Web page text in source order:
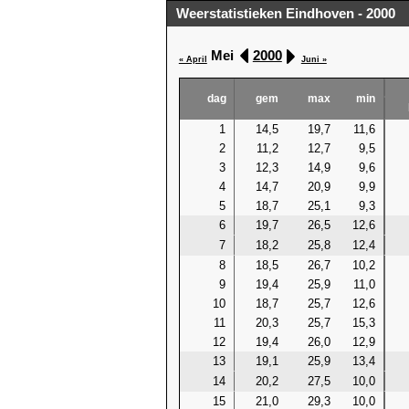
Weerstatistieken Eindhoven - 2000
« April Mei 2000 Juni »
dag gem max min
1 14,5 19,7 11,6
2
11,2 12,7 9,5
3
12,3 14,9 9,6
4
14,7 20,9 9,9
5
18,7 25,1 9,3
6
19,7 26,5 12,6
7
18,2 25,8 12,4
8
18,5 26,7 10,2
9
19,4 25,9 11,0
10
18,7 25,7 12,6
11
20,3 25,7 15,3
12
19,4 26,0 12,9
13
19,1 25,9 13,4
14
20,2 27,5 10,0
15
21,0 29,3 10,0